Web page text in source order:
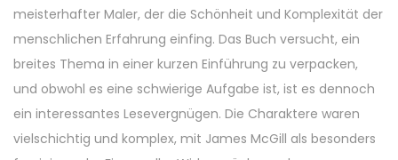
meisterhafter Maler, der die Schönheit und Komplexität der
menschlichen Erfahrung einfing. Das Buch versucht, ein
breites Thema in einer kurzen Einführung zu verpacken,
und obwohl es eine schwierige Aufgabe ist, ist es dennoch
ein interessantes Lesevergnügen. Die Charaktere waren
vielschichtig und komplex, mit James McGill als besonders